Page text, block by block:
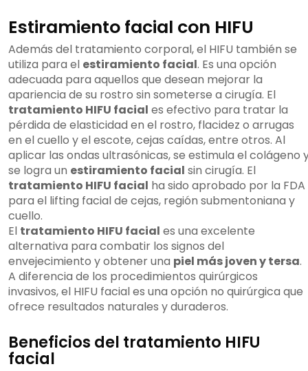
Estiramiento facial con HIFU
Además del tratamiento corporal, el HIFU también se
utiliza para el estiramiento facial. Es una opción
adecuada para aquellos que desean mejorar la
apariencia de su rostro sin someterse a cirugía. El
tratamiento HIFU facial es efectivo para tratar la
pérdida de elasticidad en el rostro, flacidez o arrugas
en el cuello y el escote, cejas caídas, entre otros. Al
aplicar las ondas ultrasónicas, se estimula el colágeno
se logra un estiramiento facial sin cirugía. El
tratamiento HIFU facial ha sido aprobado por la FDA
para el lifting facial de cejas, región submentoniana y
cuello.
El tratamiento HIFU facial es una excelente
alternativa para combatir los signos del
envejecimiento y obtener una piel más joven y tersa.
A diferencia de los procedimientos quirúrgicos
invasivos, el HIFU facial es una opción no quirúrgica que
ofrece resultados naturales y duraderos.
Beneficios del tratamiento HIFU
facial